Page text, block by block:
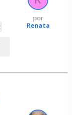
por
Renata